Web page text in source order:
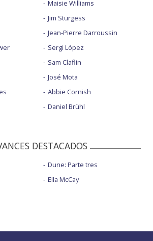
Maisie Williams
Jim Sturgess
Jean-Pierre Darroussin
Sergi López
Sam Claflin
José Mota
Abbie Cornish
Daniel Brühl
DESTACADOS
Dune: Parte tres
Ella McCay